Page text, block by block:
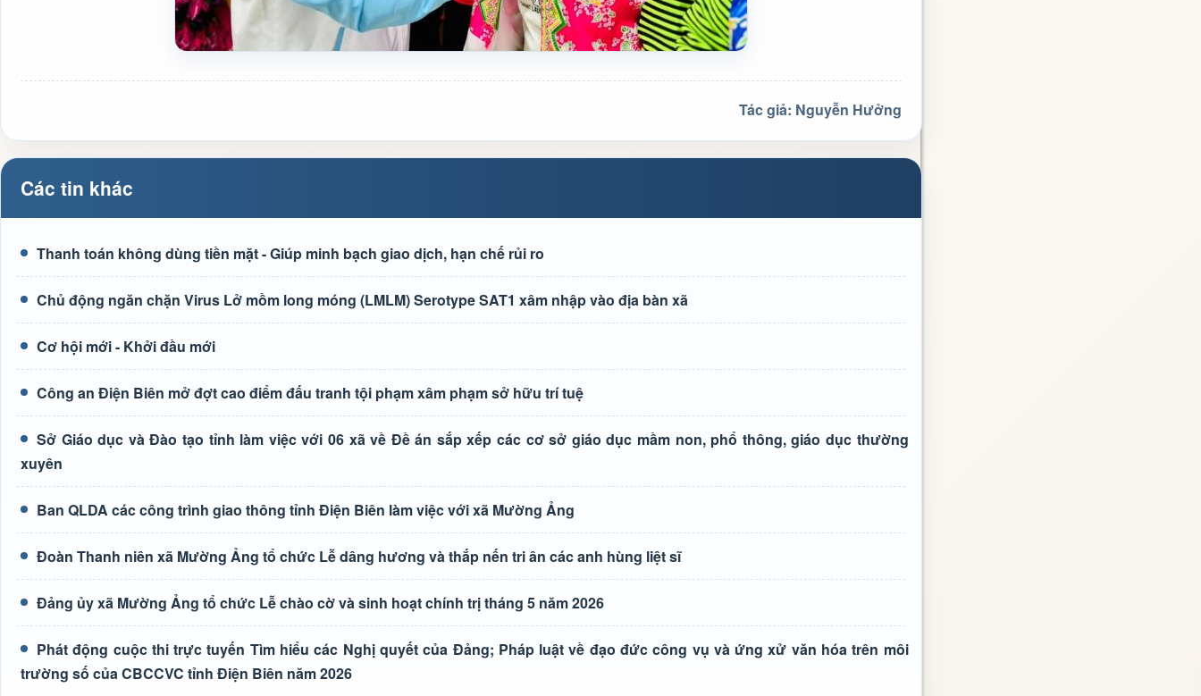
Tác giả: Nguyễn Hưởng
Các tin khác
Thanh toán không dùng tiền mặt - Giúp minh bạch giao dịch, hạn chế rủi ro
Chủ động ngăn chặn Virus Lở mồm long móng (LMLM) Serotype SAT1 xâm nhập vào địa bàn xã
Cơ hội mới - Khởi đầu mới
Công an Điện Biên mở đợt cao điểm đấu tranh tội phạm xâm phạm sở hữu trí tuệ
Sở Giáo dục và Đào tạo tỉnh làm việc với 06 xã về Đề án sắp xếp các cơ sở giáo dục mầm non, phổ thông, giáo dục thường
xuyên
Ban QLDA các công trình giao thông tỉnh Điện Biên làm việc với xã Mường Ảng
Đoàn Thanh niên xã Mường Ảng tổ chức Lễ dâng hương và thắp nến tri ân các anh hùng liệt sĩ
Đảng ủy xã Mường Ảng tổ chức Lễ chào cờ và sinh hoạt chính trị tháng 5 năm 2026
Phát động cuộc thi trực tuyến Tìm hiểu các Nghị quyết của Đảng; Pháp luật về đạo đức công vụ và ứng xử văn hóa trên môi
trường số của CBCCVC tỉnh Điện Biên năm 2026